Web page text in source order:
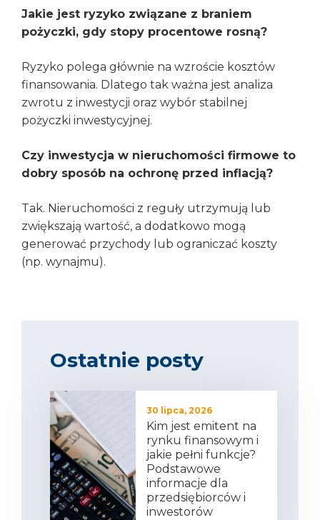
Jakie jest ryzyko związane z braniem
pożyczki, gdy stopy procentowe rosną?
Ryzyko polega głównie na wzroście kosztów
finansowania. Dlatego tak ważna jest analiza
zwrotu z inwestycji oraz wybór stabilnej
pożyczki inwestycyjnej.
Czy inwestycja w nieruchomości firmowe to
dobry sposób na ochronę przed inflacją?
Tak. Nieruchomości z reguły utrzymują lub
zwiększają wartość, a dodatkowo mogą
generować przychody lub ograniczać koszty
(np. wynajmu).
Ostatnie posty
30 lipca, 2026
Kim jest emitent na
rynku finansowym i
jakie pełni funkcje?
Podstawowe
informacje dla
przedsiębiorców i
inwestorów